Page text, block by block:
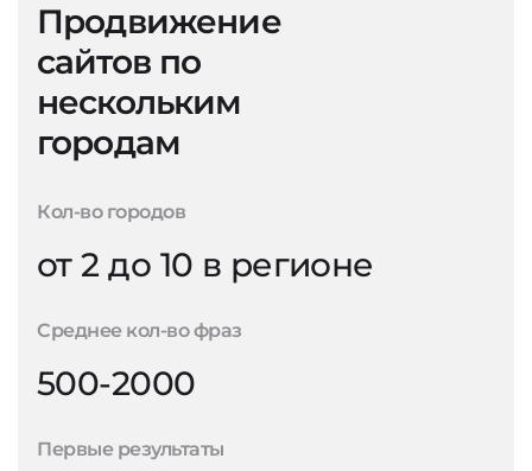
Продвижение
сайтов по
нескольким
городам
Кол-во городов
от 2 до 10 в регионе
Среднее кол-во фраз
500-2000
Первые результаты